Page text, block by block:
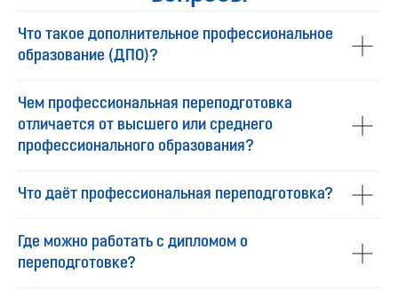
Что такое дополнительное профессиональное
образование (ДПО)?
Чем профессиональная переподготовка
отличается от высшего или среднего
профессионального образования?
Что даёт профессиональная переподготовка?
Где можно работать с дипломом о
переподготовке?